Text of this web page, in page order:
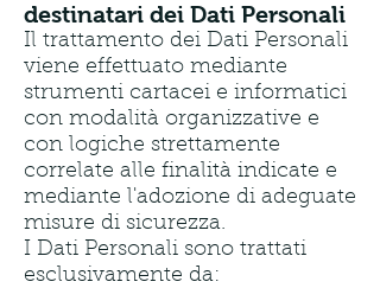
destinatari dei Dati Personali
Il trattamento dei Dati Personali
viene effettuato mediante
strumenti cartacei e informatici
con modalità organizzative e
con logiche strettamente
correlate alle finalità indicate e
mediante l'adozione di adeguate
misure di sicurezza.
I Dati Personali sono trattati
esclusivamente da: